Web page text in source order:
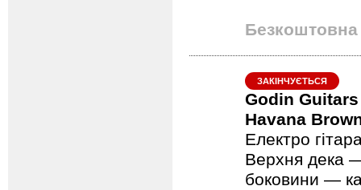
Безкоштовна
ЗАКІНЧУЄТЬСЯ
Godin
Havana
Електро
Верхня дека
боковини —